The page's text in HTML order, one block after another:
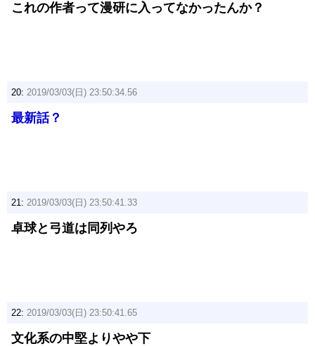
これの作者って漫研に入ってなかったんか？
20: 2019/03/03(日) 23:50:34.56
最新話？
21: 2019/03/03(日) 23:50:41.33
卓球と弓道は同列やろ
22: 2019/03/03(日) 23:50:41.65
文化系の中堅よりやや下